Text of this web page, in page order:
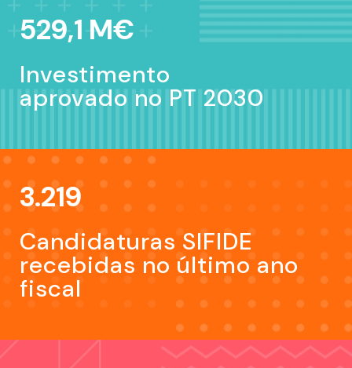
529,1 M€
Investimento
aprovado no PT 2030
3.219
Candidaturas SIFIDE
recebidas no último ano
fiscal